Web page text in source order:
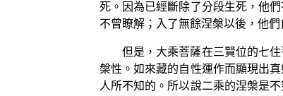
死。因為已經斷除了分段生死，他
不曾瞭解；入了無餘涅槃以後，他
但是，大乘菩薩在三賢位的七
槃性。如來藏的自性運作而顯現出
人所不知的。所以說二乘的涅槃是